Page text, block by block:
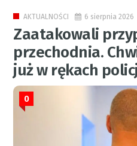
AKTUALNOŚCI 6 sierpnia 2026
Zaatakowali
przechodnia.
już w rękach
0